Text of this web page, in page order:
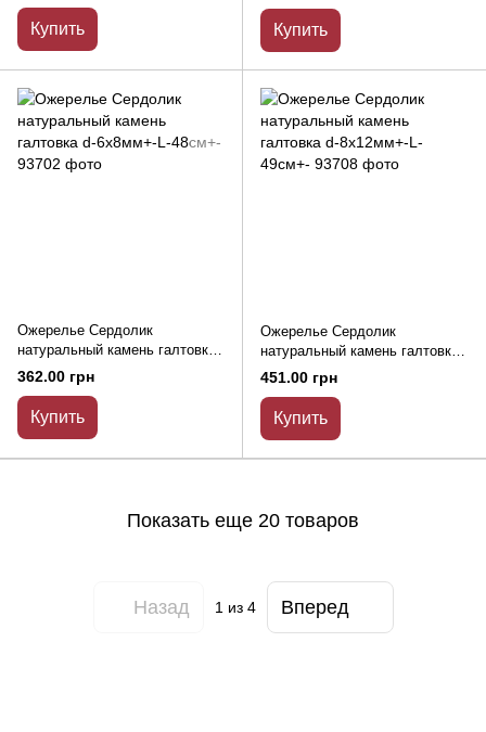
Купить Купить
Ожерелье Сердолик
натуральный камень галтовка
d-6х8мм+-L-48см+-
362.00 грн
Купить
Ожерелье Сердолик
натуральный камень галтовка
d-8х12мм+-L-49см+-
451.00 грн
Купить
Показать еще 20 товаров
Назад 1из 4 Вперед